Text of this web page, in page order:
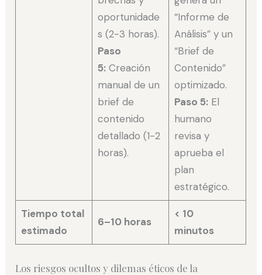
oportunidade
s (2-3 horas).
Paso
5:Creación
manual de un
brief de
contenido
detallado (1-2
horas).
“Informe de
Análisis” y un
“Brief de
Contenido”
optimizado.
Paso 5:El
humano
revisa y
aprueba el
plan
estratégico.
Tiempo total
estimado
6–10 horas
< 10
minutos
Los riesgos ocultos y dilemas éticos de la